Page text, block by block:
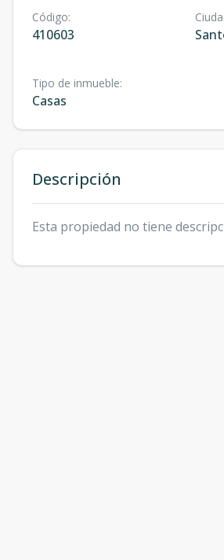
Código:
410603
Tipo de inmueble:
Casas
Descripción
Esta propiedad no tiene